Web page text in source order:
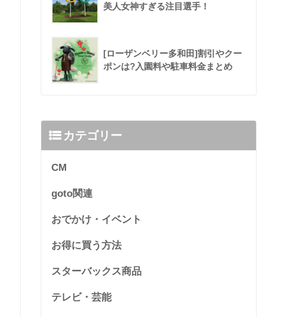
美人女神すぎる注目選手！
[ローザンベリー多和田]割引やクー
ポンは?入園料や駐車料金まとめ
カテゴリー
CM
goto関連
おでかけ・イベント
お得に買う方法
スターバックス商品
テレビ・芸能